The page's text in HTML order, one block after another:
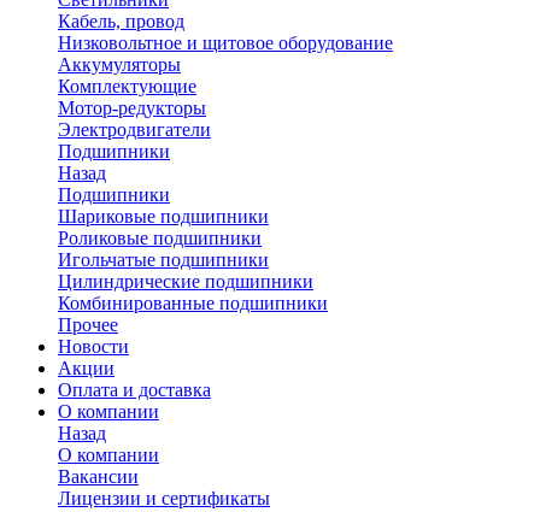
Кабель, провод
Низковольтное и щитовое оборудование
Аккумуляторы
Комплектующие
Мотор-редукторы
Электродвигатели
Подшипники
Назад
Подшипники
Шариковые подшипники
Роликовые подшипники
Игольчатые подшипники
Цилиндрические подшипники
Комбинированные подшипники
Прочее
Новости
Акции
Оплата и доставка
О компании
Назад
О компании
Вакансии
Лицензии и сертификаты